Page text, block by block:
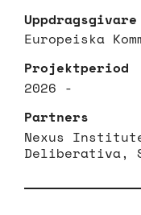
Uppdragsgivare
Europeiska
Projektperiod
2026 -
Partners
Nexus
Deliberativa,